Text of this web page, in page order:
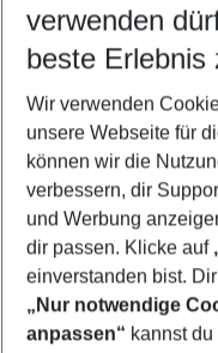
Quicklinks
Flug & Hotel
Pauschalreisen
Footer
verwenden
beste Erlebnis
Wir verwenden
unsere Webseite für
können wir die
verbessern, dir
und Werbung
dir passen. Klicke auf
einverstanden bist.
„Nur notwendige
anpassen“ kannst